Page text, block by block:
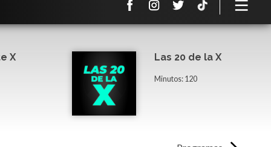
X Las 20 de la X
Minutos: 120